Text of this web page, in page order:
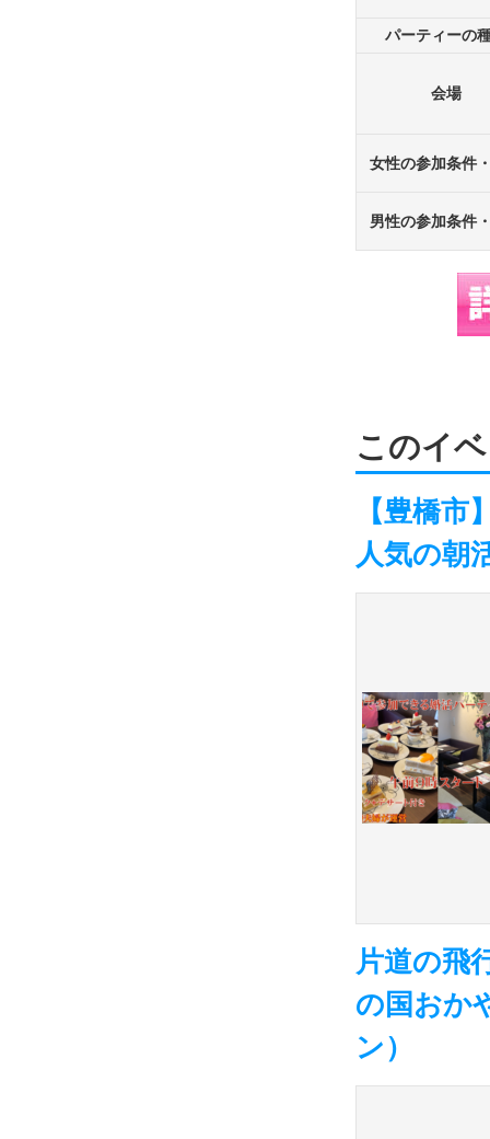
パーティーの
会場
女性の参加条件
男性の参加条件
このイ
【豊橋
人気の朝
片道の飛
の国おか
ン）